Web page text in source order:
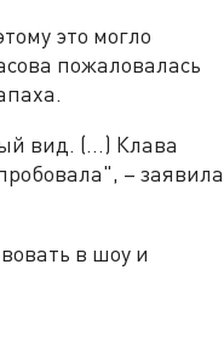
это могло
пожаловалась
вид. (...) Клава
– заявила
в шоу и